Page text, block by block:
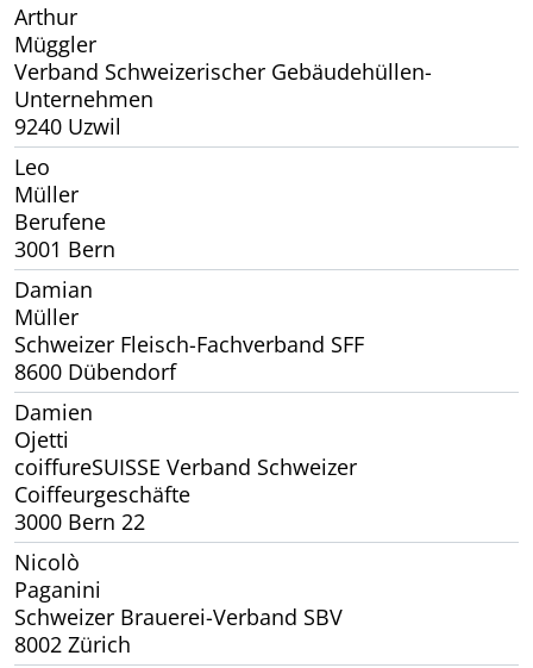
Arthur
Müggler
Verband Schweizerischer Gebäudehüllen-
Unternehmen
9240 Uzwil
Leo
Müller
Berufene
3001 Bern
Damian
Müller
Schweizer Fleisch-Fachverband SFF
8600 Dübendorf
Damien
Ojetti
coiffureSUISSE Verband Schweizer
Coiffeurgeschäfte
3000 Bern 22
Nicolò
Paganini
Schweizer Brauerei-Verband SBV
8002 Zürich